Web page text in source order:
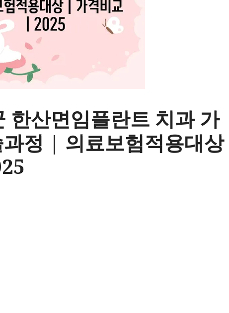
한산면임플란트 치과 가
정 | 의료보험적용대상